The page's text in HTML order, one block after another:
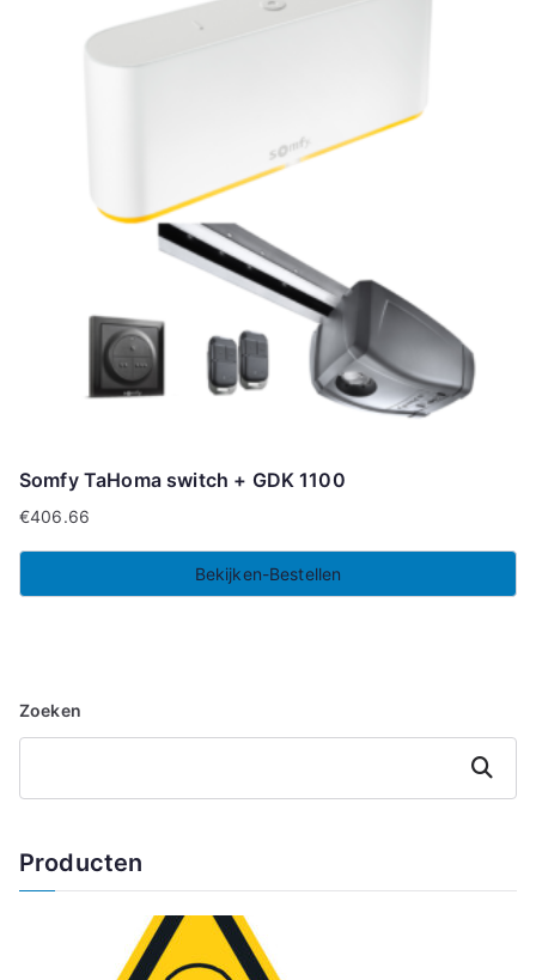
Somfy TaHoma switch + GDK 1100
€406.66
Bekijken-Bestellen
Zoeken
Zoeken
Producten